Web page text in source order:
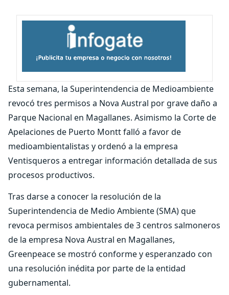
Esta semana, la Superintendencia de Medioambiente
revocó tres permisos a Nova Austral por grave daño a
Parque Nacional en Magallanes. Asimismo la Corte de
Apelaciones de Puerto Montt falló a favor de
medioambientalistas y ordenó a la empresa
Ventisqueros a entregar información detallada de sus
procesos productivos.
Tras darse a conocer la resolución de la
Superintendencia de Medio Ambiente (SMA) que
revoca permisos ambientales de 3 centros salmoneros
de la empresa Nova Austral en Magallanes,
Greenpeace se mostró conforme y esperanzado con
una resolución inédita por parte de la entidad
gubernamental.